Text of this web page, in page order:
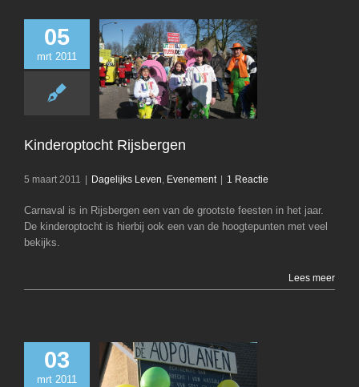
05
mrt 2011
Kinderoptocht Rijsbergen
5 maart 2011 Dagelijks Leven, Evenement 1 Reactie
Carnaval is in Rijsbergen een van de grootste feesten in het jaar.
De kinderoptocht is hierbij ook een van de hoogtepunten met veel
bekijks.
Lees meer
03
mrt 2011